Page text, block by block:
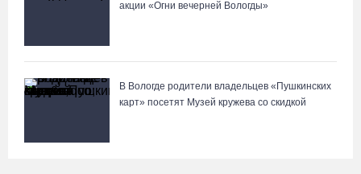
акции «Огни вечерней Вологды»
В Вологде родители владельцев «Пушкинских
карт» посетят Музей кружева со скидкой